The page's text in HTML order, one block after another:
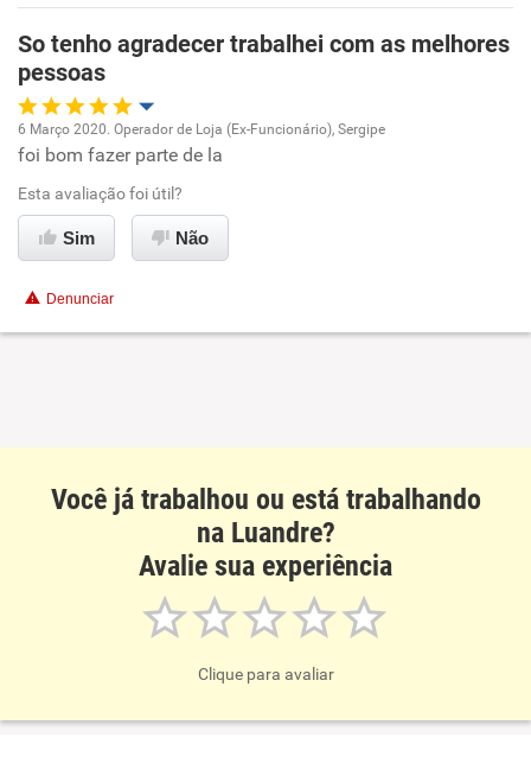
Recomenda esta empresa
Não recomenda a diretoria
So tenho agradecer trabalhei com as melhores
pessoas
Oportunidade de promoção
Ambiente de trabalho
Benefícios
6 Março 2020. Operador de Loja (Ex-Funcionário), Sergipe
foi bom fazer parte de la
Esta avaliação foi útil?
Sim Não
Denunciar
Você já trabalhou ou está trabalhando
na Luandre?
Avalie sua experiência
Clique para avaliar